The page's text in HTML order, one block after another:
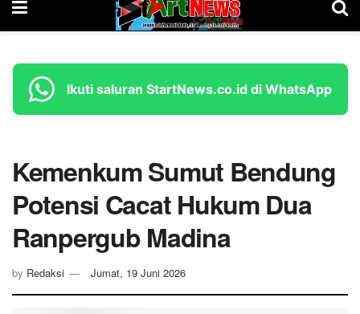
Ikuti saluran StartNews.co.id di WhatsApp
Kemenkum Sumut Bendung
Potensi Cacat Hukum Dua
Ranpergub Madina
by Redaksi Jumat, 19 Juni 2026